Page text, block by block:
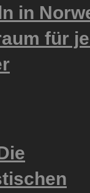
in
für